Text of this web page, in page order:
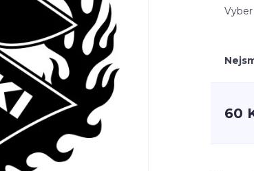
60